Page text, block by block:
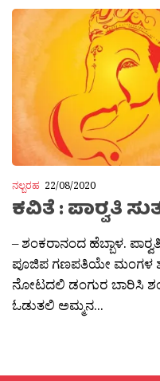
ನಲ್ಬರಹ 22/08/2020
ಕವಿತೆ : ಪಾರ‍್ವತಿ
– ಶಂಕರಾನಂದ ಹೆಬ್ಬಾಳ.
ಪೂಜಿಪ ಗಣಪತಿಯೇ ಮಂಗಳ
ನೋಟದಲಿ ಡಂಗುರ ಬಾರಿಸಿ
ಓಡುತಲಿ ಅಮ್ಮನ...